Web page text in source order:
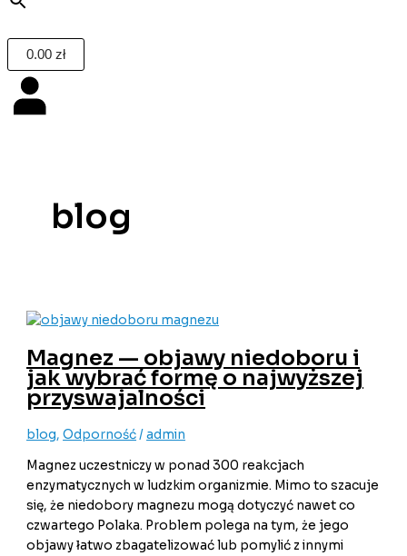
0.00 zł
blog
Magnez — objawy niedoboru i
jak wybrać formę o najwyższej
przyswajalności
blog,Odporność/admin
Magnez uczestniczy w ponad 300 reakcjach
enzymatycznych w ludzkim organizmie. Mimo to szacuje
się, że niedobory magnezu mogą dotyczyć nawet co
czwartego Polaka. Problem polega na tym, że jego
objawy łatwo zbagatelizować lub pomylić z innymi